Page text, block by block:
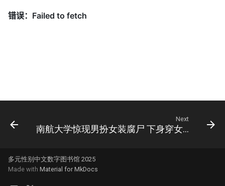
Next
南航大学惊现男扮女装腐尸 下身穿女性紧身衣
多元性别中文数字图书馆 2025
Made with Material for MkDocs